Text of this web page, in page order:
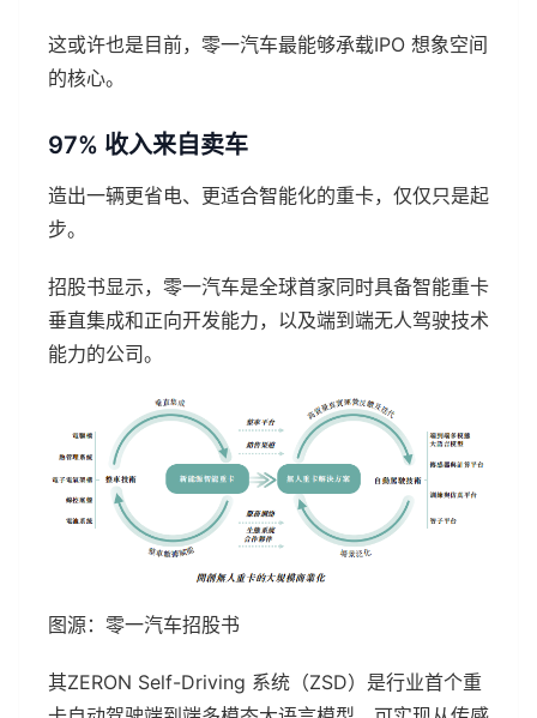
这或许也是目前，零一汽车最能够承载IPO 想象空间
的核心。
97% 收入来自卖车
造出一辆更省电、更适合智能化的重卡，仅仅只是起
步。
招股书显示，零一汽车是全球首家同时具备智能重卡
垂直集成和正向开发能力，以及端到端无人驾驶技术
能力的公司。
图源：零一汽车招股书
其ZERON Self-Driving 系统（ZSD）是行业首个重